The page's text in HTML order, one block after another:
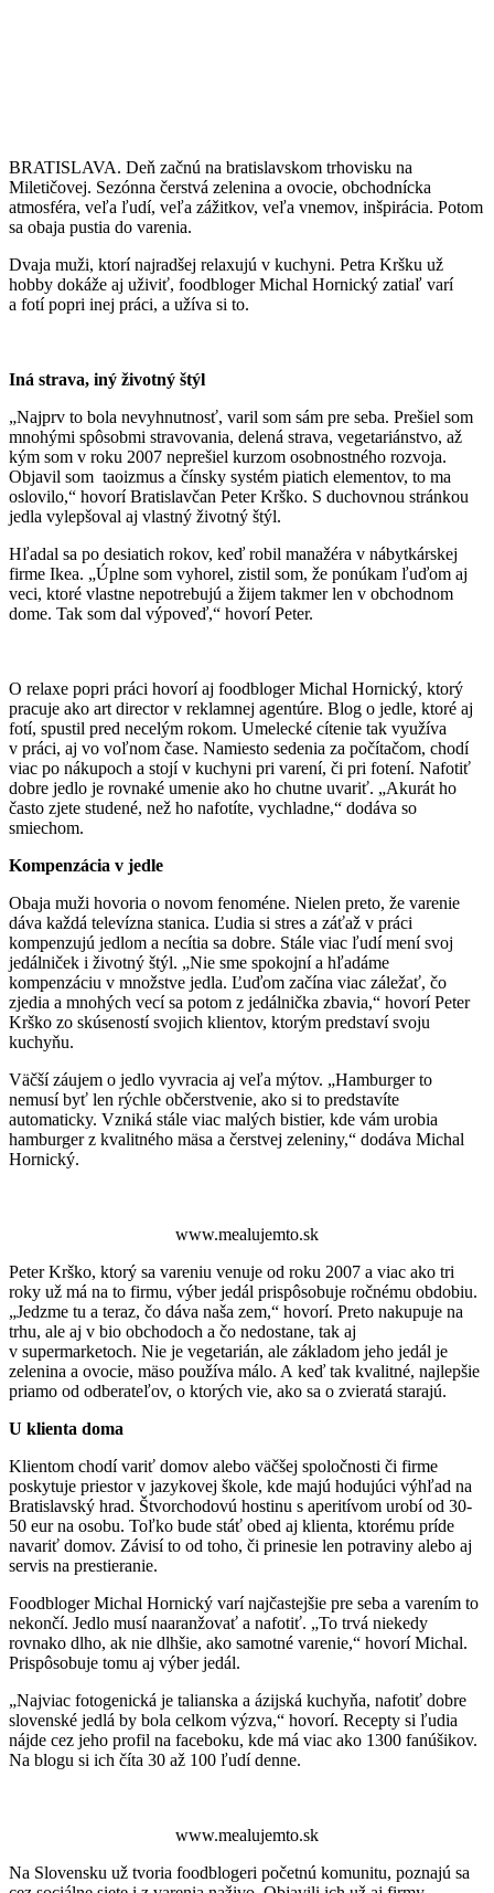
BRATISLAVA. Deň začnú na bratislavskom trhovisku na
Miletičovej. Sezónna čerstvá zelenina a ovocie, obchodnícka
atmosféra, veľa ľudí, veľa zážitkov, veľa vnemov, inšpirácia. Potom
sa obaja pustia do varenia.
Dvaja muži, ktorí najradšej relaxujú v kuchyni. Petra Kršku už
hobby dokáže aj uživiť, foodbloger Michal Hornický zatiaľ varí
a fotí popri inej práci, a užíva si to.
Iná strava, iný životný štýl
„Najprv to bola nevyhnutnosť, varil som sám pre seba. Prešiel som
mnohými spôsobmi stravovania, delená strava, vegetariánstvo, až
kým som v roku 2007 neprešiel kurzom osobnostného rozvoja.
Objavil som taoizmus a čínsky systém piatich elementov, to ma
oslovilo,“ hovorí Bratislavčan Peter Krško. S duchovnou stránkou
jedla vylepšoval aj vlastný životný štýl.
Hľadal sa po desiatich rokov, keď robil manažéra v nábytkárskej
firme Ikea. „Úplne som vyhorel, zistil som, že ponúkam ľuďom aj
veci, ktoré vlastne nepotrebujú a žijem takmer len v obchodnom
dome. Tak som dal výpoveď,“ hovorí Peter.
O relaxe popri práci hovorí aj foodbloger Michal Hornický, ktorý
pracuje ako art director v reklamnej agentúre. Blog o jedle, ktoré aj
fotí, spustil pred necelým rokom. Umelecké cítenie tak využíva
v práci, aj vo voľnom čase. Namiesto sedenia za počítačom, chodí
viac po nákupoch a stojí v kuchyni pri varení, či pri fotení. Nafotiť
dobre jedlo je rovnaké umenie ako ho chutne uvariť. „Akurát ho
často zjete studené, než ho nafotíte, vychladne,“ dodáva so
smiechom.
Kompenzácia v jedle
Obaja muži hovoria o novom fenoméne. Nielen preto, že varenie
dáva každá televízna stanica. Ľudia si stres a záťaž v práci
kompenzujú jedlom a necítia sa dobre. Stále viac ľudí mení svoj
jedálniček i životný štýl. „Nie sme spokojní a hľadáme
kompenzáciu v množstve jedla. Ľuďom začína viac záležať, čo
zjedia a mnohých vecí sa potom z jedálnička zbavia,“ hovorí Peter
Krško zo skúseností svojich klientov, ktorým predstaví svoju
kuchyňu.
Väčší záujem o jedlo vyvracia aj veľa mýtov. „Hamburger to
nemusí byť len rýchle občerstvenie, ako si to predstavíte
automaticky. Vzniká stále viac malých bistier, kde vám urobia
hamburger z kvalitného mäsa a čerstvej zeleniny,“ dodáva Michal
Hornický.
www.mealujemto.sk
Peter Krško, ktorý sa vareniu venuje od roku 2007 a viac ako tri
roky už má na to firmu, výber jedál prispôsobuje ročnému obdobiu.
„Jedzme tu a teraz, čo dáva naša zem,“ hovorí. Preto nakupuje na
trhu, ale aj v bio obchodoch a čo nedostane, tak aj
v supermarketoch. Nie je vegetarián, ale základom jeho jedál je
zelenina a ovocie, mäso používa málo. A keď tak kvalitné, najlepšie
priamo od odberateľov, o ktorých vie, ako sa o zvieratá starajú.
U klienta doma
Klientom chodí variť domov alebo väčšej spoločnosti či firme
poskytuje priestor v jazykovej škole, kde majú hodujúci výhľad na
Bratislavský hrad. Štvorchodovú hostinu s aperitívom urobí od 30-
50 eur na osobu. Toľko bude stáť obed aj klienta, ktorému príde
navariť domov. Závisí to od toho, či prinesie len potraviny alebo aj
servis na prestieranie.
Foodbloger Michal Hornický varí najčastejšie pre seba a varením to
nekončí. Jedlo musí naaranžovať a nafotiť. „To trvá niekedy
rovnako dlho, ak nie dlhšie, ako samotné varenie,“ hovorí Michal.
Prispôsobuje tomu aj výber jedál.
„Najviac fotogenická je talianska a ázijská kuchyňa, nafotiť dobre
slovenské jedlá by bola celkom výzva,“ hovorí. Recepty si ľudia
nájde cez jeho profil na faceboku, kde má viac ako 1300 fanúšikov.
Na blogu si ich číta 30 až 100 ľudí denne.
www.mealujemto.sk
Na Slovensku už tvoria foodblogeri početnú komunitu, poznajú sa